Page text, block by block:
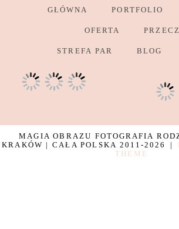
GŁÓWNA PORTFOLIO
OFERTA
STREFA PAR BLOG
MAGIA OBRAZU FOTOGRAFIA
KRAKÓW | CAŁA POLSKA 2011-2026
|
THEME